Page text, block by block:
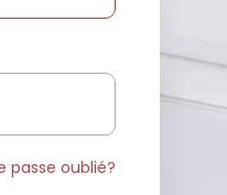
passe oublié?